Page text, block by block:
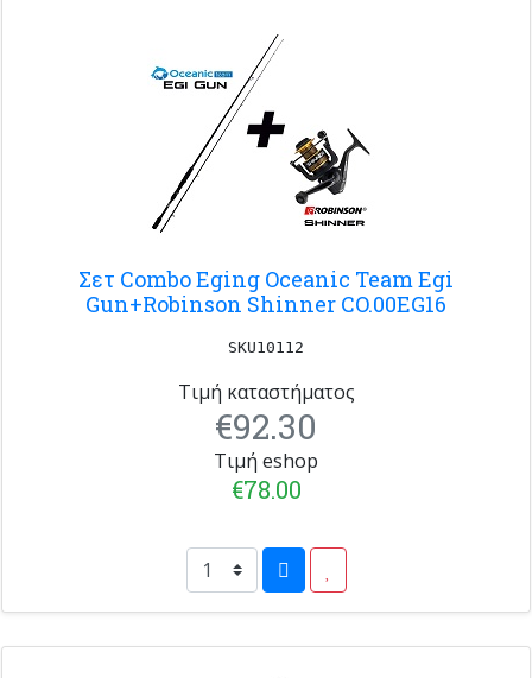
Σετ Combo Eging Oceanic Team Egi
Gun+Robinson Shinner CO.00EG16
SKU10112
Τιμή καταστήματος
€92.30
Τιμή eshop
€78.00